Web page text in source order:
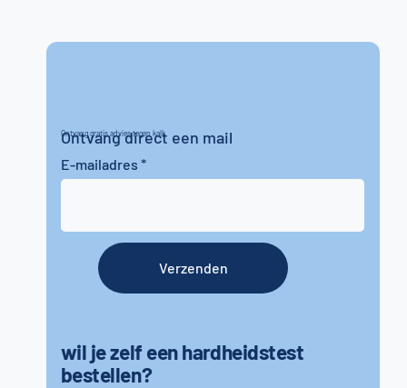
Ontvang gratis advies tegen kalk
Ontvang direct een mail
wil je zelf een hardheidstest
bestellen?
E-mailadres
Verzenden